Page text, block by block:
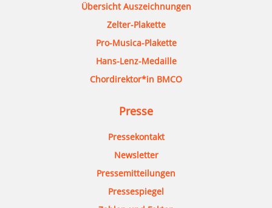
Übersicht Auszeichnungen
Zelter-Plakette
Pro-Musica-Plakette
Hans-Lenz-Medaille
Chordirektor*in BMCO
Presse
Pressekontakt
Newsletter
Pressemitteilungen
Pressespiegel